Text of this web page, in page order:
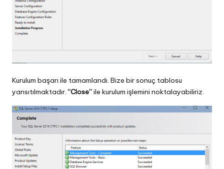
Kurulum başarı ile tamamlandı. Bize bir sonuç tablosu
yansıtılmaktadır.“Close”ile kurulum işlemini noktalayabiliriz.